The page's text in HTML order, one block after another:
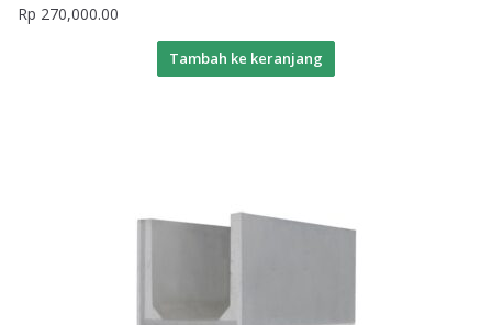
Rp 270,000.00
Tambah ke keranjang